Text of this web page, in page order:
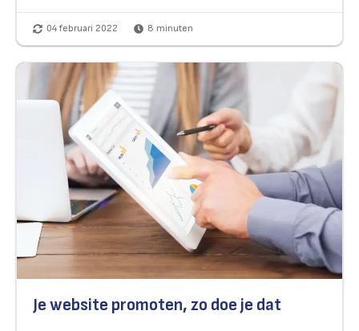
04 februari 2022 8 minuten
Je website promoten, zo doe je dat